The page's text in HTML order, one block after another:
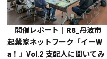
｜開催レポート｜R8_丹波市
起業家ネットワーク「イーW
a！」Vol.2 支配人に聞いてみ